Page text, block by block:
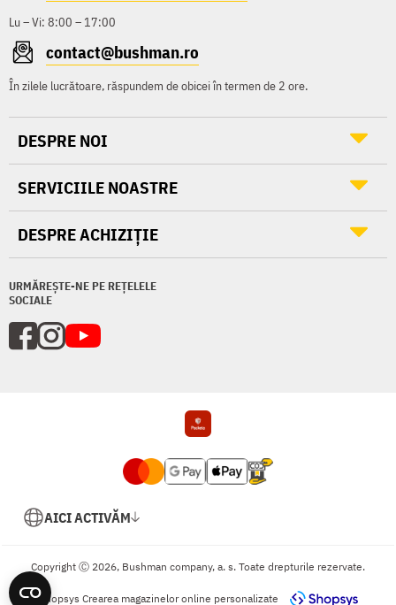
Lu – Vi: 8:00 – 17:00
contact@bushman.ro
În zilele lucrătoare, răspundem de obicei în termen de 2 ore.
URMĂREȘTE-NE PE REȚELELE
SOCIALE
DESPRE NOI
SERVICIILE NOASTRE
DESPRE ACHIZIȚIE
AICI ACTIVĂM
Copyright Ⓒ 2026, Bushman company, a. s. Toate drepturile rezervate.
Shopsys Crearea magazinelor online personalizate